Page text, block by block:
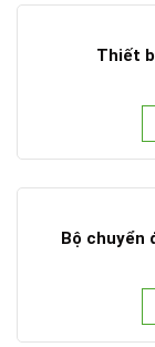
Thiết
Bộ chuyển